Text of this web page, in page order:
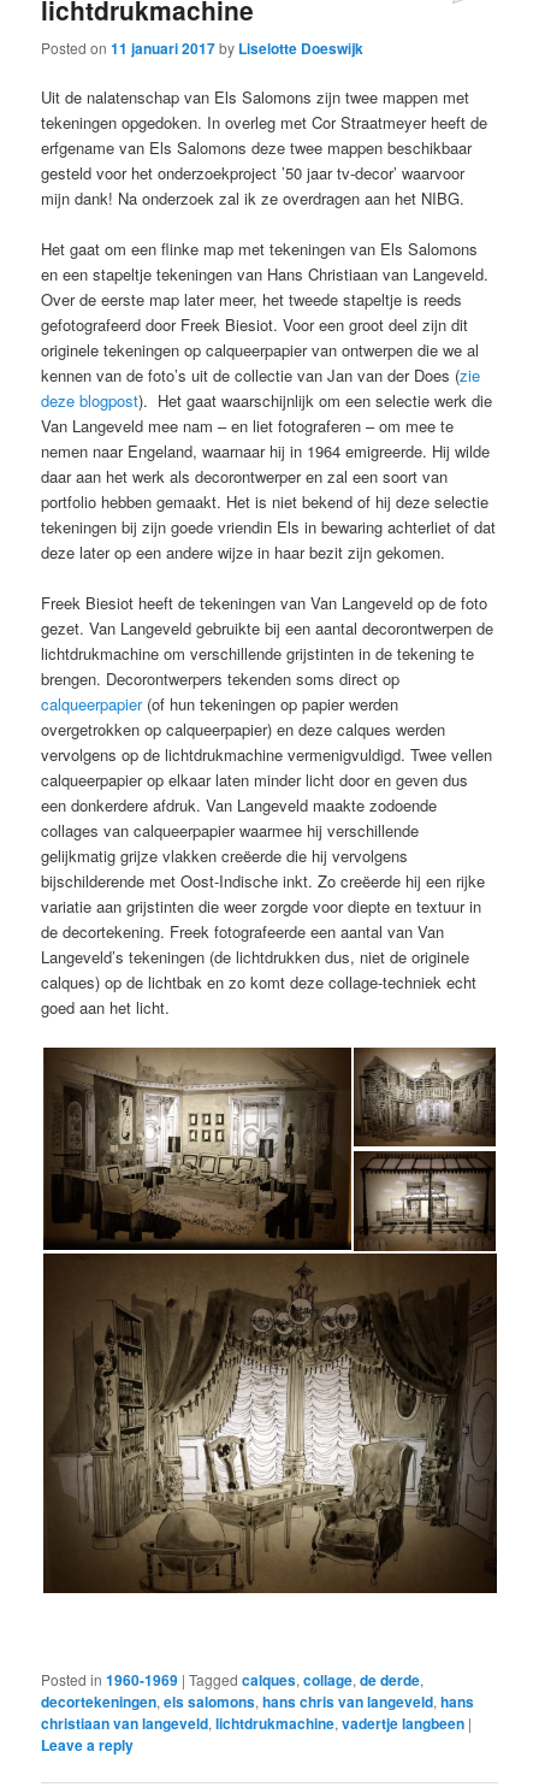
lichtdrukmachine
Posted on11 januari 2017by Liselotte Doeswijk
Uit de nalatenschap van Els Salomons zijn twee mappen met
tekeningen opgedoken. In overleg met Cor Straatmeyer heeft de
erfgename van Els Salomons deze twee mappen beschikbaar
gesteld voor het onderzoekproject ’50 jaar tv-decor’ waarvoor
mijn dank! Na onderzoek zal ik ze overdragen aan het NIBG.
Het gaat om een flinke map met tekeningen van Els Salomons
en een stapeltje tekeningen van Hans Christiaan van Langeveld.
Over de eerste map later meer, het tweede stapeltje is reeds
gefotografeerd door Freek Biesiot. Voor een groot deel zijn dit
originele tekeningen op calqueerpapier van ontwerpen die we al
kennen van de foto’s uit de collectie van Jan van der Does (zie
deze blogpost). Het gaat waarschijnlijk om een selectie werk die
Van Langeveld mee nam – en liet fotograferen – om mee te
nemen naar Engeland, waarnaar hij in 1964 emigreerde. Hij wilde
daar aan het werk als decorontwerper en zal een soort van
portfolio hebben gemaakt. Het is niet bekend of hij deze selectie
tekeningen bij zijn goede vriendin Els in bewaring achterliet of dat
deze later op een andere wijze in haar bezit zijn gekomen.
Freek Biesiot heeft de tekeningen van Van Langeveld op de foto
gezet. Van Langeveld gebruikte bij een aantal decorontwerpen de
lichtdrukmachine om verschillende grijstinten in de tekening te
brengen. Decorontwerpers tekenden soms direct op
calqueerpapier (of hun tekeningen op papier werden
overgetrokken op calqueerpapier) en deze calques werden
vervolgens op de lichtdrukmachine vermenigvuldigd. Twee vellen
calqueerpapier op elkaar laten minder licht door en geven dus
een donkerdere afdruk. Van Langeveld maakte zodoende
collages van calqueerpapier waarmee hij verschillende
gelijkmatig grijze vlakken creëerde die hij vervolgens
bijschilderende met Oost-Indische inkt. Zo creëerde hij een rijke
variatie aan grijstinten die weer zorgde voor diepte en textuur in
de decortekening. Freek fotografeerde een aantal van Van
Langeveld’s tekeningen (de lichtdrukken dus, niet de originele
calques) op de lichtbak en zo komt deze collage-techniek echt
goed aan het licht.
Posted in 1960-1969 |Tagged calques,collage,de derde,
decortekeningen,els salomons,hans chris van langeveld,hans
christiaan van langeveld,lichtdrukmachine,vadertje langbeen |
Leave a reply